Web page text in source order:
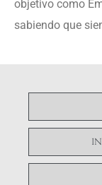
objetivo como
sabiendo que